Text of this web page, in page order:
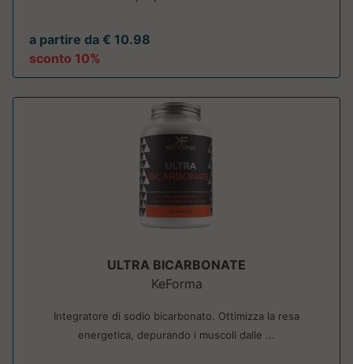
a partire da € 10.98
sconto 10%
ULTRA BICARBONATE
KeForma
Integratore di sodio bicarbonato. Ottimizza la resa
energetica, depurando i muscoli dalle ...